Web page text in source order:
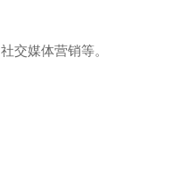
交媒体营销等。